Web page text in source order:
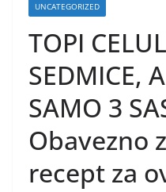
UNCATEGORIZED
TOPI
SEDMICE,
SAMO 3
Obavezno
recept za